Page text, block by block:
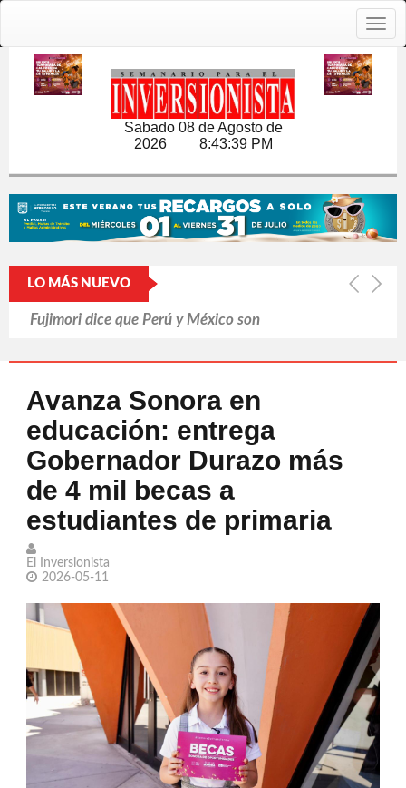
Sabado 08 de Agosto de
2026 8:43:40 PM
LO MÁS NUEVO
Fujimori dice que Perú y México son
Pasa Mundial factura a mexicanos
Desechan jueces amparos por nuevo
examen en UNAM
Murió Jorge Messi, el papá de Lionel
Confiesa Britney Spears sentirse una
madre que 'fracasó'
Avanza Sonora en
educación: entrega
Gobernador Durazo más
de 4 mil becas a
estudiantes de primaria
El Inversionista
2026-05-11